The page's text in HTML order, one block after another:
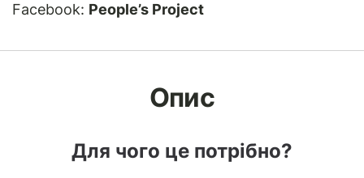
Facebook: People’s Project
Опис
Для чого це потрібно?